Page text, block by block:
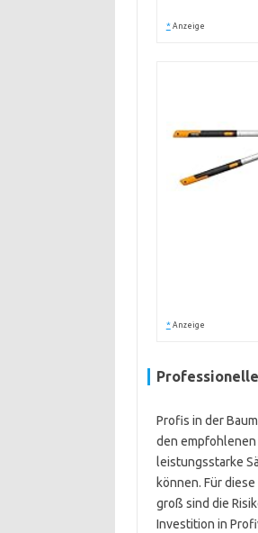
* Anzeige
* Anzeige
Profis in der
den
leistungsstarke
können. Für
groß sind die
Investition in